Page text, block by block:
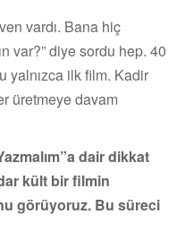
vardı. Bana hiç
var?” diye sordu hep. 40
yalnızca ilk film. Kadir
üretmeye davam
dair dikkat
kült bir filmin
görüyoruz. Bu süreci